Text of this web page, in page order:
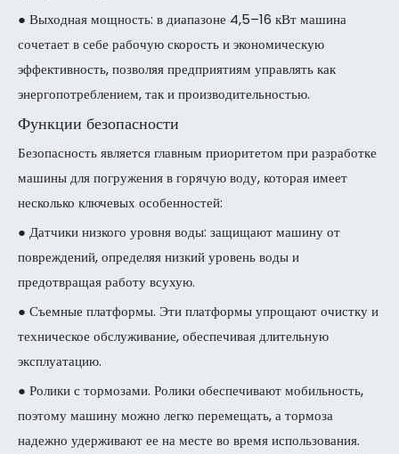
● Выходная мощность: в диапазоне 4,5–16 кВт машина
сочетает в себе рабочую скорость и экономическую
эффективность, позволяя предприятиям управлять как
энергопотреблением, так и производительностью.
Функции безопасности
Безопасность является главным приоритетом при разработке
машины для погружения в горячую воду, которая имеет
несколько ключевых особенностей:
● Датчики низкого уровня воды: защищают машину от
повреждений, определяя низкий уровень воды и
предотвращая работу всухую.
● Съемные платформы. Эти платформы упрощают очистку и
техническое обслуживание, обеспечивая длительную
эксплуатацию.
● Ролики с тормозами. Ролики обеспечивают мобильность,
поэтому машину можно легко перемещать, а тормоза
надежно удерживают ее на месте во время использования.